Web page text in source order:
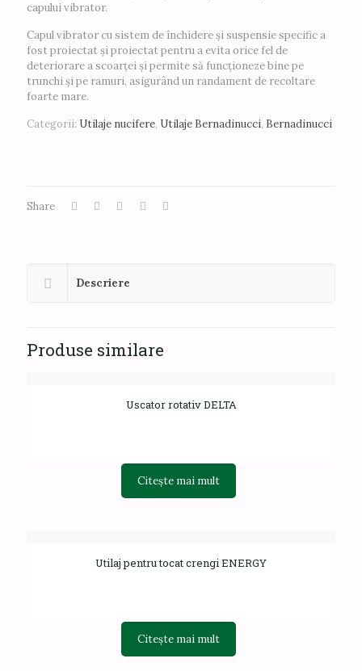
capului vibrator.
Capul vibrator cu sistem de închidere și suspensie specific a
fost proiectat și proiectat pentru a evita orice fel de
deteriorare a scoarței și permite să funcționeze bine pe
trunchi și pe ramuri, asigurând un randament de recoltare
foarte mare.
Categorii: Utilaje nucifere, Utilaje Bernadinucci, Bernadinucci
Share
Descriere
Produse similare
Uscator rotativ DELTA
Citește mai mult
Utilaj pentru tocat crengi ENERGY
Citește mai mult